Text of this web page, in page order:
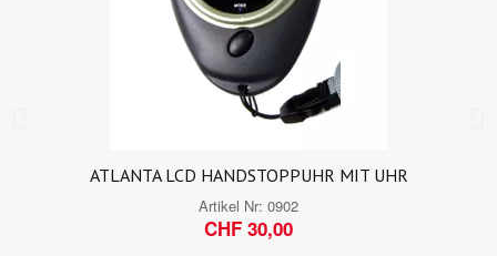
ATLANTA LCD HANDSTOPPUHR MIT UHR
Artikel Nr: 0902
CHF 30,00